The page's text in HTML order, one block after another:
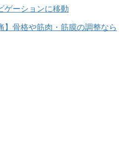
ゲーションに移動